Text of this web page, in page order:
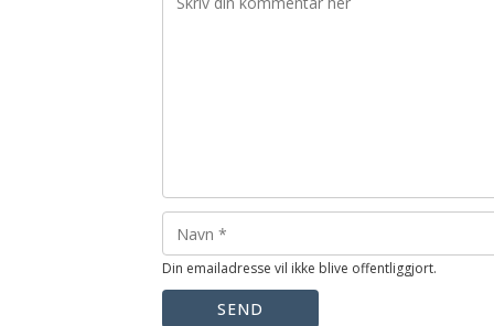
Din emailadresse vil ikke blive offentliggjort.
SEND